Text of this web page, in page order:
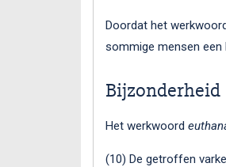
Doordat het
sommige mensen een
Bijzonderheid
Het werkwoord
(10) De getroffen